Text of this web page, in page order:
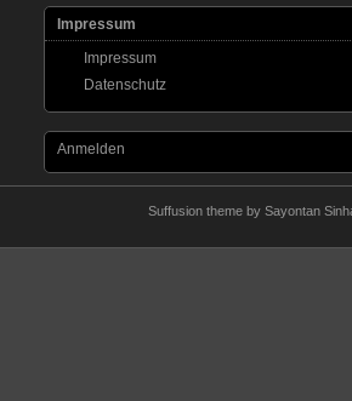
Impressum
Impressum
Datenschutz
Anmelden
Suffusion theme by Sayontan